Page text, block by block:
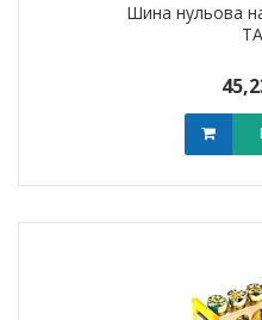
Шина нульова